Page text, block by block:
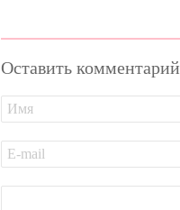
Оставить комментарий